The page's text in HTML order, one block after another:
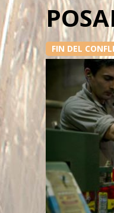
FIN DEL